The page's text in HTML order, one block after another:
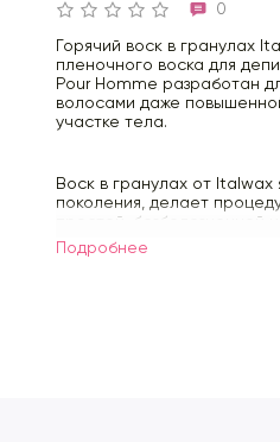
0
Горячий воск в гранулах
пленочного воска для
Pour Homme разработан
волосами даже
участке тела.
Воск в гранулах от Italwax
поколения, делает
простой, безболезненной
домашних условиях.
Подробнее